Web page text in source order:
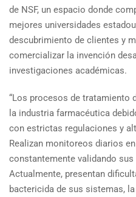
de NSF, un espacio donde
mejores universidades
descubrimiento de clientes y
comercializar la invención
investigaciones académicas.
“Los procesos de tratamiento
la industria farmacéutica
con estrictas regulaciones y
Realizan monitoreos diarios
constantemente validando
Actualmente, presentan
bactericida de sus sistemas,